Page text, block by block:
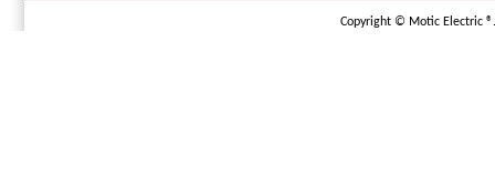
Copyright © Motic Electric